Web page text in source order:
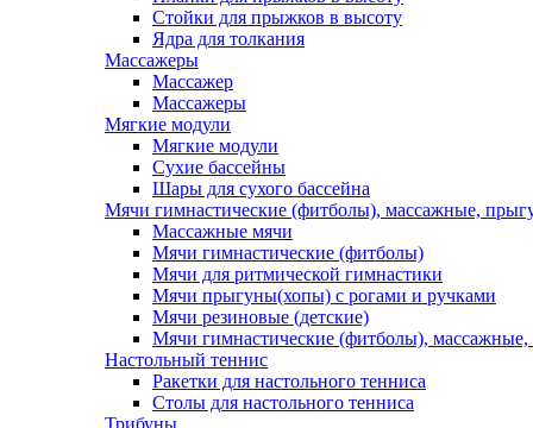
Стойки для прыжков в высоту
Ядра для толкания
Массажеры
Массажер
Массажеры
Мягкие модули
Мягкие модули
Сухие бассейны
Шары для сухого бассейна
Мячи гимнастические (фитболы), массажные,
Массажные мячи
Мячи гимнастические (фитболы)
Мячи для ритмической гимнастики
Мячи прыгуны(хопы) с рогами и ручками
Мячи резиновые (детские)
Мячи гимнастические (фитболы),
Настольный теннис
Ракетки для настольного тенниса
Столы для настольного тенниса
Трибуны